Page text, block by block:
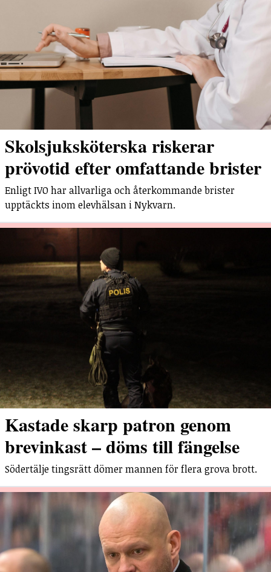
Skolsjuksköterska riskerar
prövotid efter omfattande brister
Enligt IVO har allvarliga och återkommande brister
upptäckts inom elevhälsan i Nykvarn.
Kastade skarp patron genom
brevinkast – döms till fängelse
Södertälje tingsrätt dömer mannen för flera grova brott.